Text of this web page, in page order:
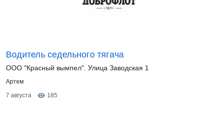
Водитель седельного тягача
ООО "Красный вымпел". Улица Заводская 1
Артем
7 августа
185